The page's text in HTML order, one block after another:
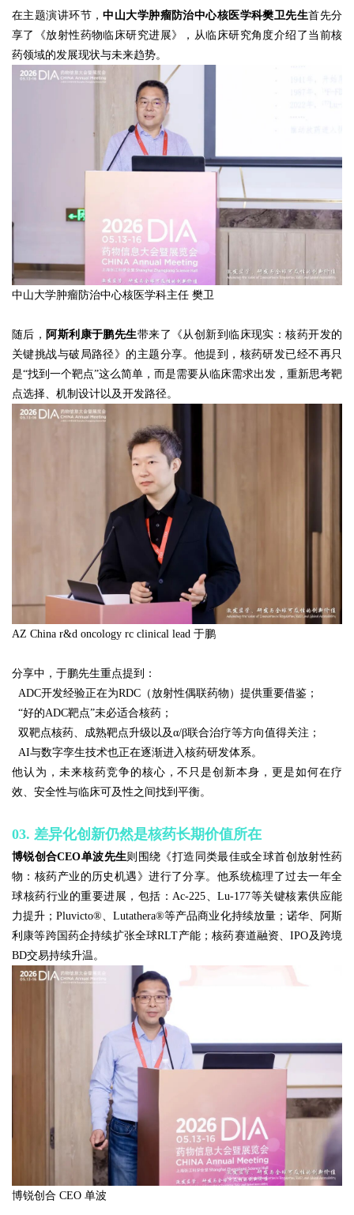
在主题演讲环节，中山大学肿瘤防治中心核医学科樊卫先生首先分
享了《放射性药物临床研究进展》，从临床研究角度介绍了当前核
药领域的发展现状与未来趋势。
中山大学肿瘤防治中心核医学科主任 樊卫
随后， 阿斯利康于鹏先生带来了《从创新到临床现实：核药开发的
关键挑战与破局路径》的主题分享。他提到，核药研发已经不再只
是“找到一个靶点”这么简单，而是需要从临床需求出发，重新思考靶
点选择、机制设计以及开发路径。
AZ China r&d oncology rc clinical lead 于鹏
分享中，于鹏先生重点提到：
ADC开发经验正在为RDC（放射性偶联药物）提供重要借鉴；
“好的ADC靶点”未必适合核药；
双靶点核药、成熟靶点升级以及α/β联合治疗等方向值得关注；
AI与数字孪生技术也正在逐渐进入核药研发体系。
他认为，未来核药竞争的核心，不只是创新本身，更是如何在疗
效、安全性与临床可及性之间找到平衡。
03. 差异化创新仍然是核药长期价值所在
博锐创合CEO单波先生则围绕《打造同类最佳或全球首创放射性药
物：核药产业的历史机遇》进行了分享。他系统梳理了过去一年全
球核药行业的重要进展，包括：Ac-225、Lu-177等关键核素供应能
力提升；Pluvicto®、Lutathera®等产品商业化持续放量；诺华、阿斯
利康等跨国药企持续扩张全球RLT产能；核药赛道融资、IPO及跨境
BD交易持续升温。
博锐创合 CEO 单波